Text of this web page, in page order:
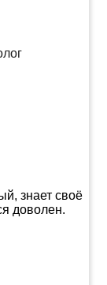
знает своё
доволен.